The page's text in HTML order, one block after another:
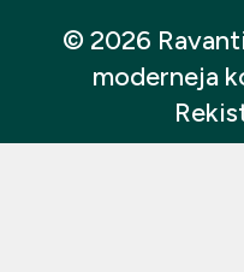
© 2026
moderneja